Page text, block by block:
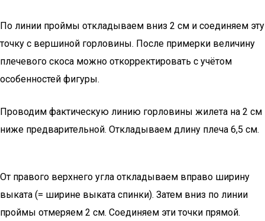
По линии проймы откладываем вниз 2 см и соединяем эту
точку с вершиной горловины. После примерки величину
плечевого скоса можно откорректировать с учётом
особенностей фигуры.
Проводим фактическую линию горловины жилета на 2 см
ниже предварительной. Откладываем длину плеча 6,5 см.
От правого верхнего угла откладываем вправо ширину
выката (= ширине выката спинки). Затем вниз по линии
проймы отмеряем 2 см. Соединяем эти точки прямой.